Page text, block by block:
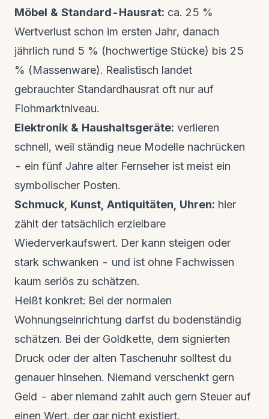
Möbel & Standard-Hausrat: ca. 25 %
Wertverlust schon im ersten Jahr, danach
jährlich rund 5 % (hochwertige Stücke) bis 25
% (Massenware). Realistisch landet
gebrauchter Standardhausrat oft nur auf
Flohmarktniveau.
Elektronik & Haushaltsgeräte: verlieren
schnell, weil ständig neue Modelle nachrücken
- ein fünf Jahre alter Fernseher ist meist ein
symbolischer Posten.
Schmuck, Kunst, Antiquitäten, Uhren: hier
zählt der tatsächlich erzielbare
Wiederverkaufswert. Der kann steigen oder
stark schwanken - und ist ohne Fachwissen
kaum seriös zu schätzen.
Heißt konkret: Bei der normalen
Wohnungseinrichtung darfst du bodenständig
schätzen. Bei der Goldkette, dem signierten
Druck oder der alten Taschenuhr solltest du
genauer hinsehen. Niemand verschenkt gern
Geld - aber niemand zahlt auch gern Steuer auf
einen Wert, der gar nicht existiert.